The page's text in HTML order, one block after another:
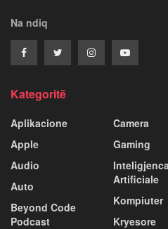
Na ndiq
Kategoritë
Aplikacione
Apple
Audio
Auto
Beyond Code
Podcast
Camera
Gaming
Inteligjenca
Artificiale
Kompiuter
Kryesore